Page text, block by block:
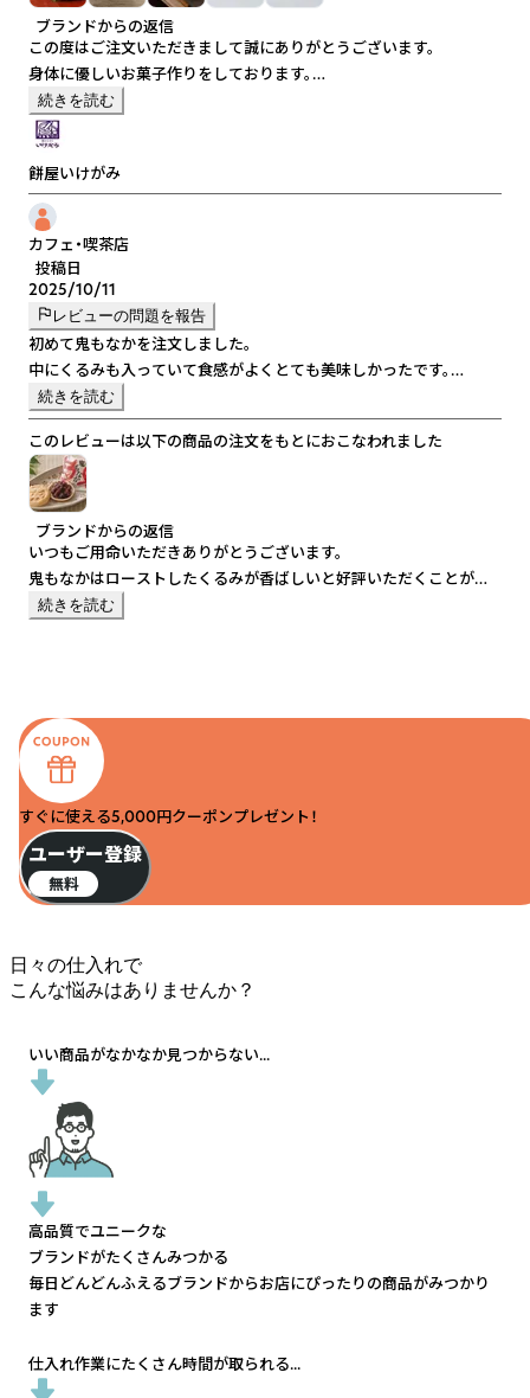
ブランドからの返信
この度はご注文いただきまして誠にありがとうございます。
身体に優しいお菓子作りをしております。
引き続き宜しくお願い申し上げます。
続きを読む
餅屋いけがみ
カフェ・喫茶店
投稿日
2025/10/11
レビューの問題を報告
初めて鬼もなかを注文しました。
中にくるみも入っていて食感がよくとても美味しかったです。
ちょうどいいサイズでお手頃価格だったので試しに少しだけの注文
だったのですが
「もうちょっと食べたいな」というサイズがリピ買いにもなりお客様
にも好評でした。
大福などほかの商品も気になるのでまたいろいろ試してみたいです。
続きを読む
このレビューは以下の商品の注文をもとにおこなわれました
ブランドからの返信
いつもご用命いただきありがとうございます。
鬼もなかはローストしたくるみが香ばしいと好評いただくことが多
く、パッケージの鬼もかわいいと手前味噌ながら思い入れのある商品
続きを読む
すぐに使える5,000円クーポンプレゼント！
ユーザー登録
無料
日々の仕入れで
こんな悩みはありませんか？
いい商品がなかなか見つからない...
高品質でユニークな
ブランドがたくさんみつかる
毎日どんどんふえるブランドからお店にぴったりの商品がみつかり
ます
仕入れ作業にたくさん時間が取られる...